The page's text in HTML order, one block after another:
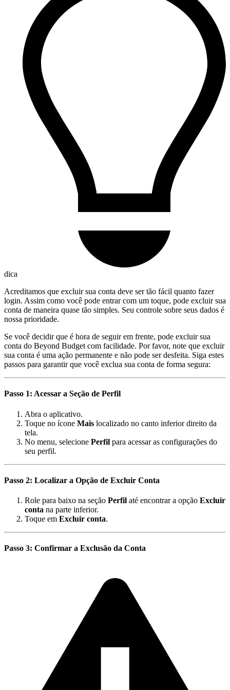
dica
Acreditamos que excluir sua conta deve ser tão fácil quanto fazer
login. Assim como você pode entrar com um toque, pode excluir sua
conta de maneira quase tão simples. Seu controle sobre seus dados é
nossa prioridade.
Se você decidir que é hora de seguir em frente, pode excluir sua
conta do Beyond Budget com facilidade. Por favor, note que excluir
sua conta é uma ação permanente e não pode ser desfeita. Siga estes
passos para garantir que você exclua sua conta de forma segura:
Passo 1: Acessar a Seção de Perfil
Abra o aplicativo.
Toque no ícone Mais localizado no canto inferior direito da
tela.
No menu, selecione Perfil para acessar as configurações do
seu perfil.
Passo 2: Localizar a Opção de Excluir Conta
Role para baixo na seção Perfil até encontrar a opção Excluir
conta na parte inferior.
Toque em Excluir conta.
Passo 3: Confirmar a Exclusão da Conta